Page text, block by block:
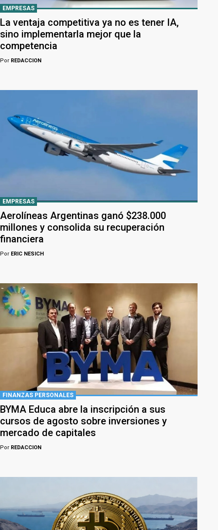
EMPRESAS
La ventaja competitiva ya no es tener IA,
sino implementarla mejor que la
competencia
Por REDACCION
EMPRESAS
Aerolíneas Argentinas ganó $238.000
millones y consolida su recuperación
financiera
Por ERIC NESICH
FINANZAS PERSONALES
BYMA Educa abre la inscripción a sus
cursos de agosto sobre inversiones y
mercado de capitales
Por REDACCION